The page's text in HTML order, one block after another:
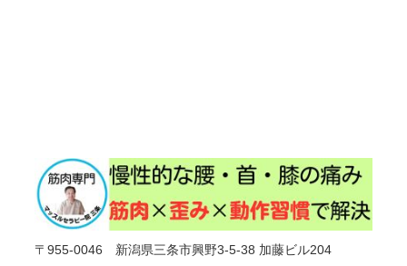
〒955-0046 新潟県三条市興野3-5-38 加藤ビル204